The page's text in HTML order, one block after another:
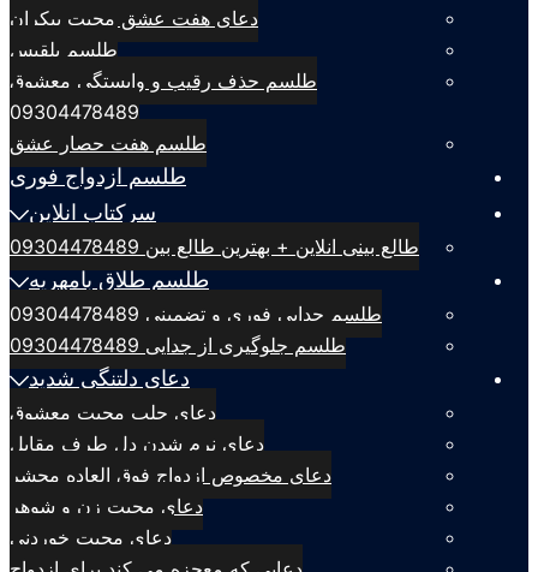
دعای هفت عشق محبت بیکران
طلسم بلقيس
طلسم حذف رقیب و وابستگی معشوق
09304478489
طلسم هفت حصار عشق
طلسم ازدواج فوری
سرکتاب انلاین
طالع بینی انلاین + بهترین طالع بین 09304478489
طلسم طلاق بامهریه
طلسم جدایی فوری و تضمینی 09304478489
طلسم جلوگیری از جدایی 09304478489
دعای دلتنگی شدید
دعای جلب محبت معشوق
دعای نرم شدن دل طرف مقابل
دعای مخصوص ازدواج فوق العاده محشر
دعای محبت زن و شوهر
دعای محبت خوردنی